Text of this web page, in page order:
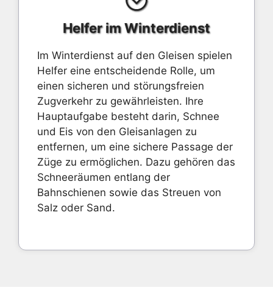
Helfer im Winterdienst
Im Winterdienst auf den Gleisen spielen
Helfer eine entscheidende Rolle, um
einen sicheren und störungsfreien
Zugverkehr zu gewährleisten. Ihre
Hauptaufgabe besteht darin, Schnee
und Eis von den Gleisanlagen zu
entfernen, um eine sichere Passage der
Züge zu ermöglichen. Dazu gehören das
Schneeräumen entlang der
Bahnschienen sowie das Streuen von
Salz oder Sand.